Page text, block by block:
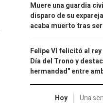
Muere una guardia
disparo de su
acaba muerto tras
Felipe VI felicitó al
Día del Trono y
hermandad" entre
Hoy Una